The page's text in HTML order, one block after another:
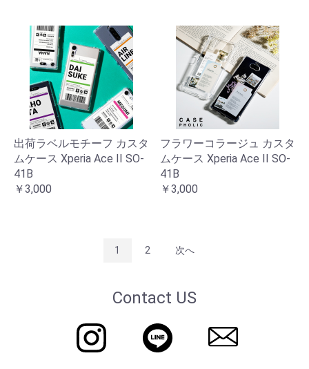
出荷ラベルモチーフ カスタ
ムケース Xperia Ace II SO-
41B
￥3,000
フラワーコラージュ カスタ
ムケース Xperia Ace II SO-
41B
￥3,000
1 2 次へ
Contact US